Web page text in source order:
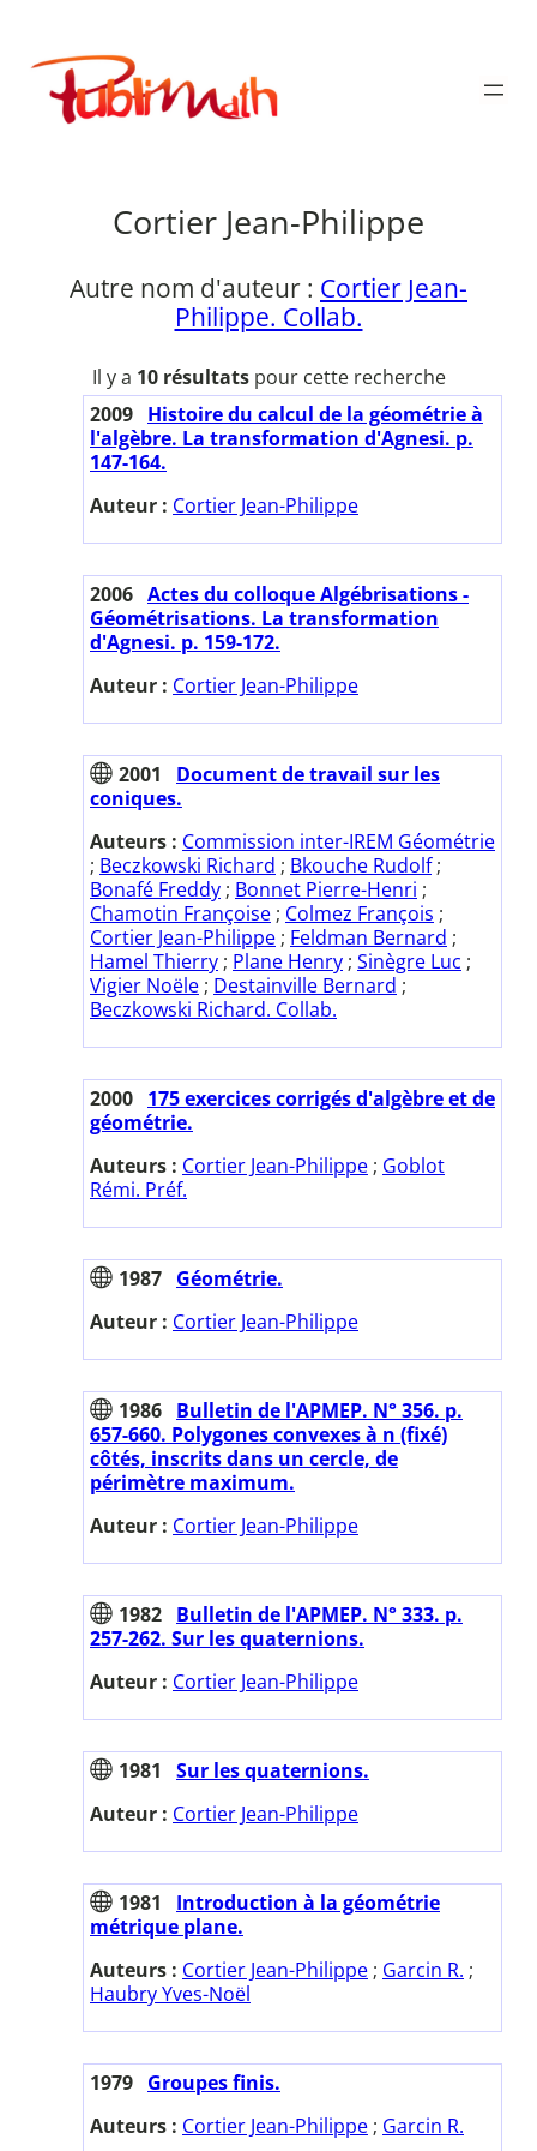
contenu
Publimath
Cortier Jean-Philippe
Autre nom d'auteur : Cortier Jean-
Philippe. Collab.
Il y a 10 résultatspour cette recherche
2009 Histoire du calcul de la géométrie à
l'algèbre. La transformation d'Agnesi. p.
147-164.
Auteur : Cortier Jean-Philippe
2006 Actes du colloque Algébrisations -
Géométrisations. La transformation
d'Agnesi. p. 159-172.
Auteur : Cortier Jean-Philippe
2001
Document de travail sur les
coniques.
Auteurs : Commission inter-IREM Géométrie
; Beczkowski Richard ; Bkouche Rudolf;
Bonafé Freddy ; Bonnet Pierre-Henri ;
Chamotin Françoise ; Colmez François ;
Cortier Jean-Philippe ; Feldman Bernard ;
Hamel Thierry ; Plane Henry ; Sinègre Luc ;
Vigier Noële ; Destainville Bernard ;
Beczkowski Richard. Collab.
2000 175 exercices corrigés d'algèbre et de
géométrie.
Auteurs : Cortier Jean-Philippe ; Goblot
Rémi. Préf.
1987 Géométrie.
Auteur : Cortier Jean-Philippe
1986 Bulletin de l'APMEP. N° 356. p.
657-660. Polygones convexes à n (fixé)
côtés, inscrits dans un cercle, de
périmètre maximum.
Auteur : Cortier Jean-Philippe
1982 Bulletin de l'APMEP. N° 333. p.
257-262. Sur les quaternions.
Auteur : Cortier Jean-Philippe
1981
Sur les quaternions.
Auteur : Cortier Jean-Philippe
1981
Introduction à la géométrie
métrique plane.
Auteurs : Cortier Jean-Philippe ; Garcin R. ;
Haubry Yves-Noël
1979 Groupes finis.
Auteurs : Cortier Jean-Philippe ; Garcin R.